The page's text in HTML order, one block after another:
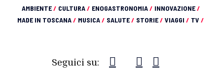
AMBIENTE/ CULTURA/ ENOGASTRONOMIA/ INNOVAZIONE/
MADE IN TOSCANA/ MUSICA/ SALUTE/ STORIE/ VIAGGI / TV /
Seguici su: